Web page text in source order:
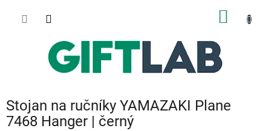
Stojan na ručníky YAMAZAKI Plane
7468 Hanger | černý